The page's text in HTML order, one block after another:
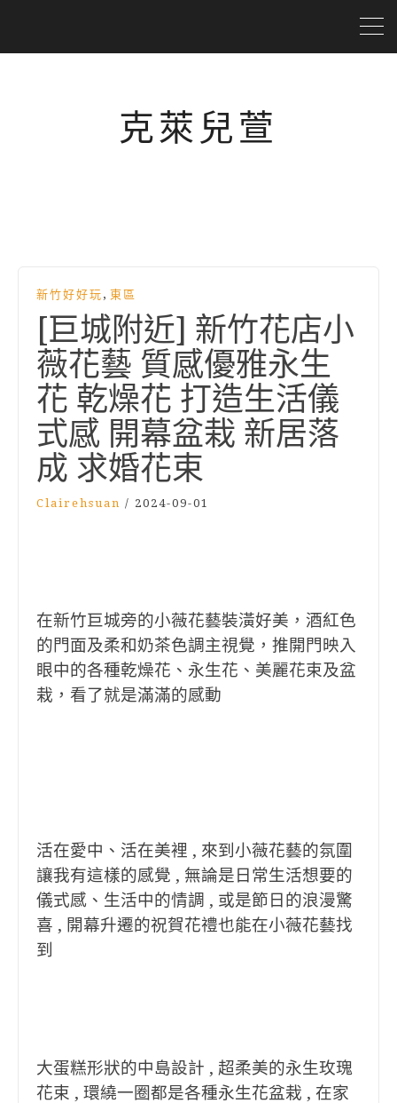
克萊兒萱
新竹好好玩 , 東區
[巨城附近] 新竹花店小
薇花藝 質感優雅永生
花 乾燥花 打造生活儀
式感 開幕盆栽 新居落
成 求婚花束
Clairehsuan / 2024-09-01
在新竹巨城旁的小薇花藝裝潢好美，酒紅色
的門面及柔和奶茶色調主視覺，推開門映入
眼中的各種乾燥花、永生花、美麗花束及盆
栽，看了就是滿滿的感動
活在愛中、活在美裡 , 來到小薇花藝的氛圍
讓我有這樣的感覺 , 無論是日常生活想要的
儀式感、生活中的情調 , 或是節日的浪漫驚
喜 , 開幕升遷的祝賀花禮也能在小薇花藝找
到
大蛋糕形狀的中島設計 , 超柔美的永生玫瑰
花束 , 環繞一圈都是各種永生花盆栽 , 在家